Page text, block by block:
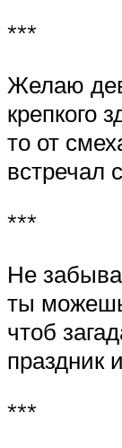
***
Желаю
крепкого
то от
встречал
***
Не
ты
чтоб
праздник
***